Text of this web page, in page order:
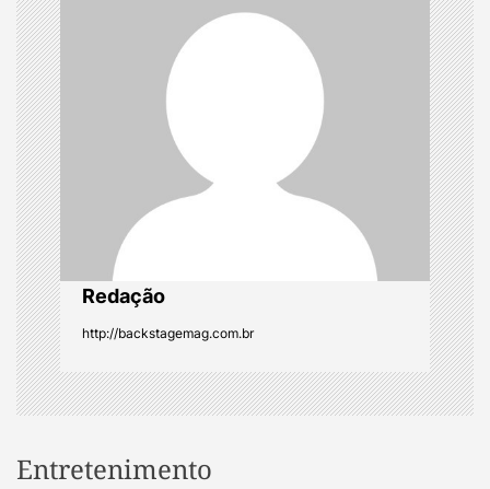
g
a
t
i
o
n
Redação
http://backstagemag.com.br
Entretenimento